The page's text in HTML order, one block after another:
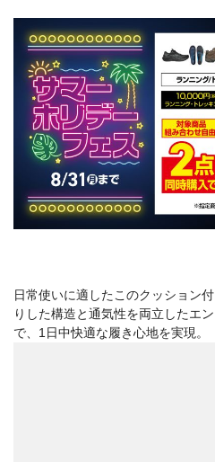
日常使いに適したこのクッション
りした構造と通気性を両立したエ
で、1日中快適な履き心地を実現。